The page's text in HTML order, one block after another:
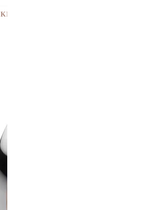
KE ZKOUŠENÍ V PRAZE